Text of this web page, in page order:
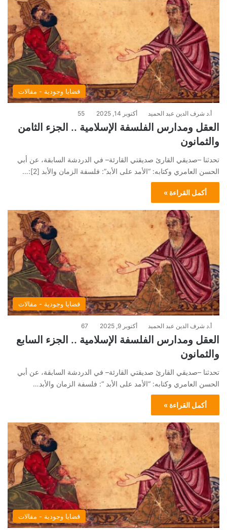
قضايا وجودية - مقالات
أ.د شرف الدين عبد الحميد أكتوبر 14, 2025 55
العقل ومدارس الفلسفة الإسلامية .. الجزء الثامن
والثمانون
تحدثنا –صديقي القارئ صديقتي القارئة– في الدردشة السابقة، عن أبي
الحسن العامري وكتابه: “الأمد على الأبد”: فلسفة الزمان والأبد [2]:…
أكمل القراءة »
قضايا وجودية - مقالات
أ.د شرف الدين عبد الحميد أكتوبر 9, 2025 67
العقل ومدارس الفلسفة الإسلامية .. الجزء السابع
والثمانون
تحدثنا –صديقي القارئ صديقتي القارئة– في الدردشة السابقة، عن أبي
الحسن العامري وكتابه: “الأمد على الأبد “: فلسفة الزمان والأبد…
أكمل القراءة »
قضايا وجودية - مقالات